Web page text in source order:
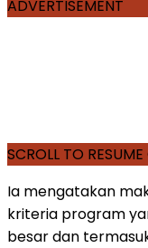
ADVERTISEMENT
SCROLL TO
Ia mengatakan
kriteria program
besar dan